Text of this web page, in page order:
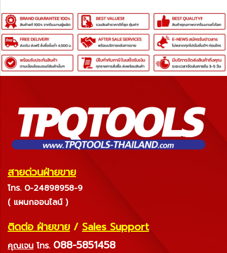
สายด่วนฝ่ายขาย
โทร. 0-24898958-9
( แผนกออนไลน์ )
ติดต่อ ฝ่ายขาย / Sales Support
คุณเจน โทร. 088-5851458